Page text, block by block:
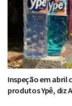
Inspeção em abril
produtos Ypê, diz